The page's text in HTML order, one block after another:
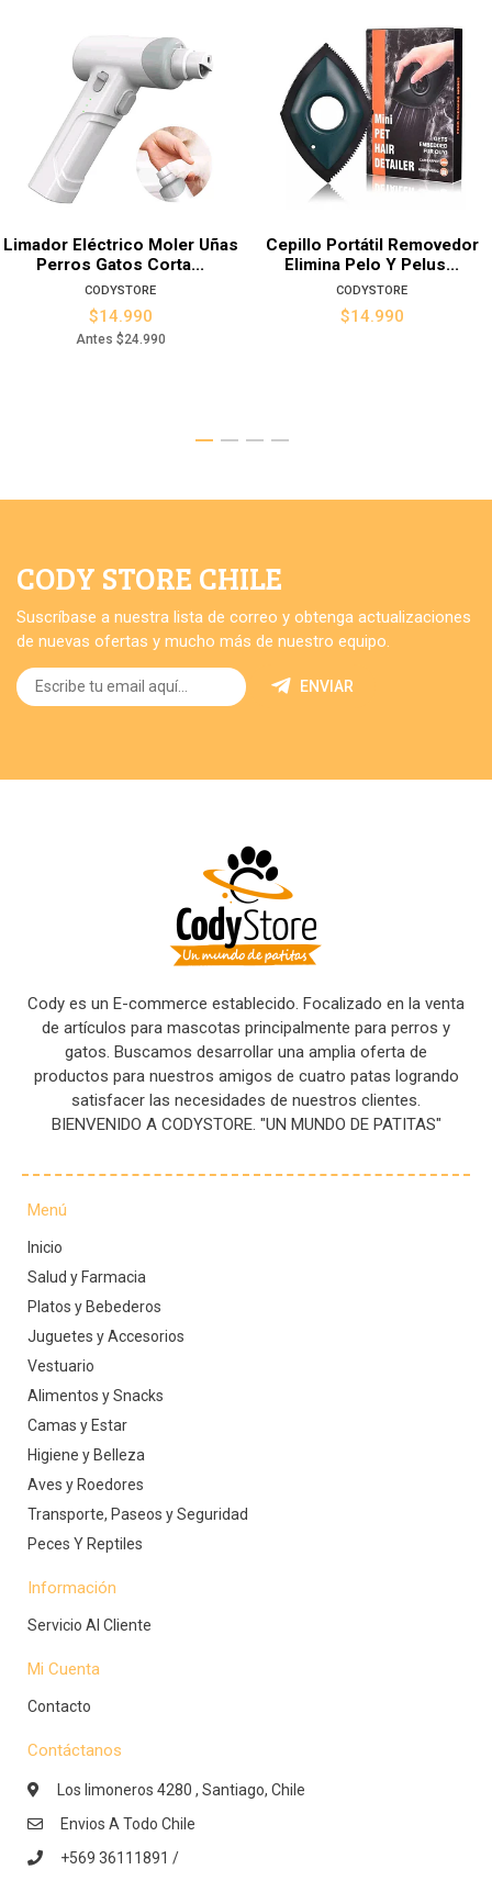
Limador Eléctrico Moler Uñas
Perros Gatos Corta...
CODYSTORE
$14.990
Antes $24.990
Cepillo Portátil Removedor
Elimina Pelo Y Pelus...
CODYSTORE
$14.990
CODY STORE CHILE
Suscríbase a nuestra lista de correo y obtenga actualizaciones
de nuevas ofertas y mucho más de nuestro equipo.
ENVIAR
Cody es un E-commerce establecido. Focalizado en la venta
de artículos para mascotas principalmente para perros y
gatos. Buscamos desarrollar una amplia oferta de
productos para nuestros amigos de cuatro patas logrando
satisfacer las necesidades de nuestros clientes.
BIENVENIDO A CODYSTORE. "UN MUNDO DE PATITAS"
Menú
Inicio
Salud y Farmacia
Platos y Bebederos
Juguetes y Accesorios
Vestuario
Alimentos y Snacks
Camas y Estar
Higiene y Belleza
Aves y Roedores
Transporte, Paseos y Seguridad
Peces Y Reptiles
Información
Servicio Al Cliente
Mi Cuenta
Contacto
Contáctanos
Los limoneros 4280 , Santiago, Chile
Envios A Todo Chile
+569 36111891 /